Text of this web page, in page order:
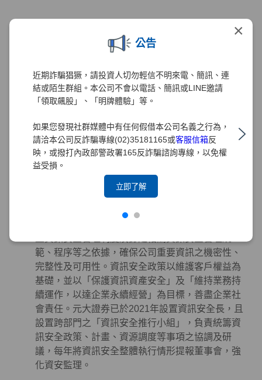
×
公告
近期詐騙猖獗，請投資人切勿輕信不明來電、簡訊、連
結或陌生群組。本公司不會以電話、簡訊或LINE邀請
「領取飆股」、「明牌體驗」等。
如果您發現社群媒體中有任何假借本公司名義之行為，
請洽本公司反詐騙專線(02)35181165或客服信箱反
映，或撥打內政部警政署165反詐騙諮詢專線，以免權
益受損。
立即了解
為強化元大證券對智慧管理財產的重視與保護，元
大證券2020年已訂定「智慧財產權管理要點」、
元大金控政策，2021年導入台灣智慧財產管理系統
(TIPS)，並訂定及修正相關規章，以建置有效之管
慧財產管理小組以負責相關管理工作，2021年12月
已取得TIPS(A級)認證，2022年及2024年分別取得
TIPS(A級)再認證。
董事會為元大證券資訊安全管理之最高決策單位，
範、程序等之依據，確保公司重要資訊之機密性、
完整性及可用性。資訊安全政策以維護客戶權益為
基礎，並以「保護資訊資產安全」及「維持業務持
續運作，以達企業永續經營」為目標，善盡企業社
會責任。元大證券已於2021年設置資訊安全長，且
設置跨部門之「資訊安全推行小組」，負責統籌資
訊安全政策、計畫、資源調度等事項之協調及研
議，每年將資訊安全整體執行情形提報董事會，強
化資安監理。